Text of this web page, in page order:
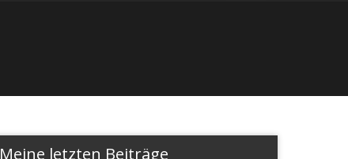
Meine letzten Beiträge